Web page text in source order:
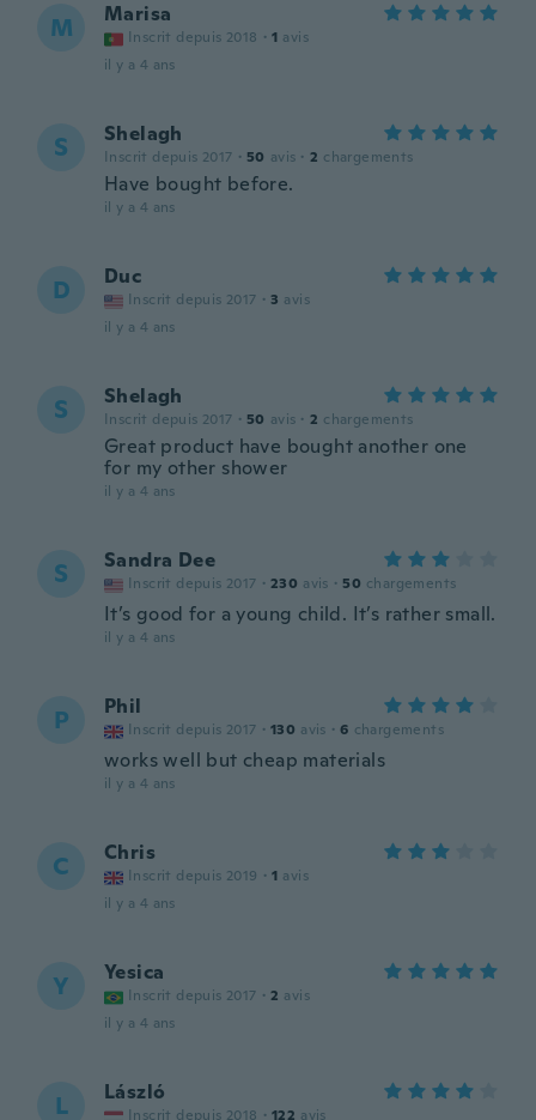
M Marisa
Inscrit depuis 2018 · 1 avis
il y a 4 ans
S Shelagh
Inscrit depuis 2017 · 50 avis · 2 chargements
Have bought before.
il y a 4 ans
D Duc
Inscrit depuis 2017 · 3 avis
il y a 4 ans
S Shelagh
Inscrit depuis 2017 · 50 avis · 2 chargements
Great product have bought another one
for my other shower
il y a 4 ans
S Sandra Dee
Inscrit depuis 2017 · 230 avis · 50 chargements
It’s good for a young child. It’s rather small.
il y a 4 ans
P Phil
Inscrit depuis 2017 · 130 avis · 6 chargements
works well but cheap materials
il y a 4 ans
C Chris
Inscrit depuis 2019 · 1 avis
il y a 4 ans
Y Yesica
Inscrit depuis 2017 · 2 avis
il y a 4 ans
L László
Inscrit depuis 2018 · 122 avis